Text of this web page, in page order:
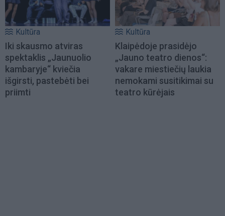
Kultūra
Iki skausmo atviras
spektaklis „Jaunuolio
kambaryje“ kviečia
išgirsti, pastebėti bei
priimti
Kultūra
Klaipėdoje prasidėjo
„Jauno teatro dienos“:
vakare miestiečių laukia
nemokami susitikimai su
teatro kūrėjais